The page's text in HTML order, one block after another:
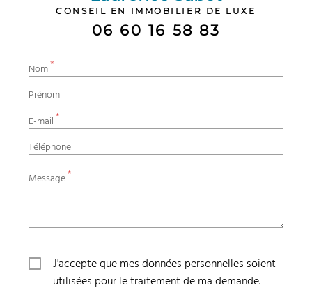
CONSEIL EN IMMOBILIER DE LUXE
06 60 16 58 83
Nom*
Prénom
E-mail *
Téléphone
Message*
J'accepte que mes données personnelles soient
utilisées pour le traitement de ma demande.